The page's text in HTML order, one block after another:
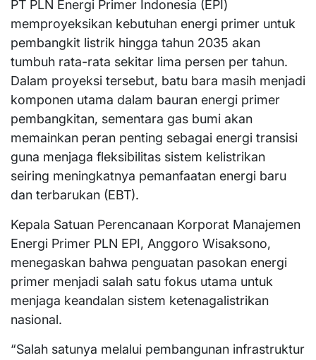
PT PLN Energi Primer Indonesia (EPI)
memproyeksikan kebutuhan energi primer untuk
pembangkit listrik hingga tahun 2035 akan
tumbuh rata-rata sekitar lima persen per tahun.
Dalam proyeksi tersebut, batu bara masih menjadi
komponen utama dalam bauran energi primer
pembangkitan, sementara gas bumi akan
memainkan peran penting sebagai energi transisi
guna menjaga fleksibilitas sistem kelistrikan
seiring meningkatnya pemanfaatan energi baru
dan terbarukan (EBT).
Kepala Satuan Perencanaan Korporat Manajemen
Energi Primer PLN EPI, Anggoro Wisaksono,
menegaskan bahwa penguatan pasokan energi
primer menjadi salah satu fokus utama untuk
menjaga keandalan sistem ketenagalistrikan
nasional.
“Salah satunya melalui pembangunan infrastruktur